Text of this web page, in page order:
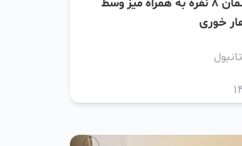
ست مبلمان 8 نفره به همراه میز وسط
خوری